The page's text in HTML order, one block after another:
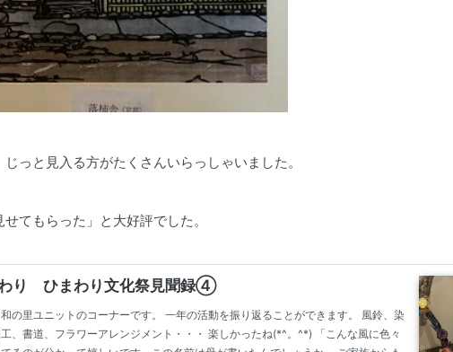
じっと見入る方がたくさんいらっしゃいました。
せてもらった」と大好評でした。